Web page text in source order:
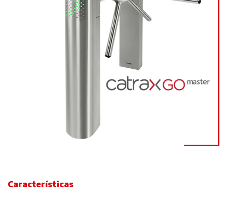
Características